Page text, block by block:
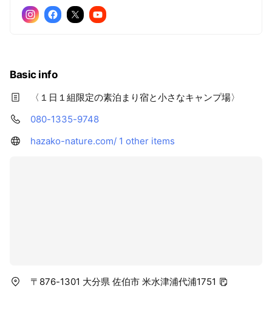
Basic info
〈１日１組限定の素泊まり宿と小さなキャンプ場〉
080-1335-9748
hazako-nature.com/ 1 other items
〒876-1301 大分県 佐伯市 米水津浦代浦1751